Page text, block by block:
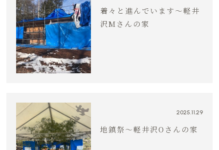
着々と進んでいます〜軽井
沢Mさんの家
2025.11.29
地鎮祭〜軽井沢Oさんの家